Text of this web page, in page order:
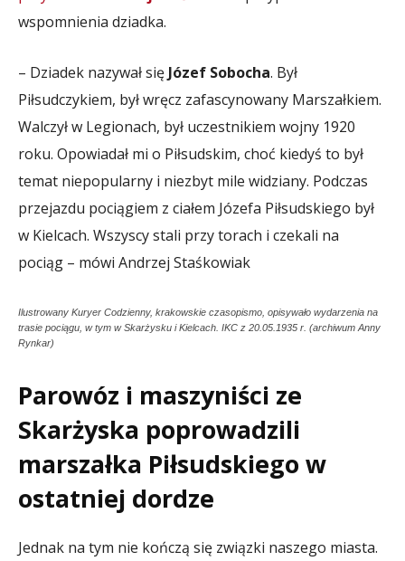
wspomnienia dziadka.
– Dziadek nazywał się Józef Sobocha. Był
Piłsudczykiem, był wręcz zafascynowany Marszałkiem.
Walczył w Legionach, był uczestnikiem wojny 1920
roku. Opowiadał mi o Piłsudskim, choć kiedyś to był
temat niepopularny i niezbyt mile widziany. Podczas
przejazdu pociągiem z ciałem Józefa Piłsudskiego był
w Kielcach. Wszyscy stali przy torach i czekali na
pociąg – mówi Andrzej Staśkowiak
Ilustrowany Kuryer Codzienny, krakowskie czasopismo, opisywało wydarzenia na
trasie pociągu, w tym w Skarżysku i Kielcach. IKC z 20.05.1935 r. (archiwum Anny
Rynkar)
Parowóz i maszyniści ze
Skarżyska poprowadzili
marszałka Piłsudskiego w
ostatniej dordze
Jednak na tym nie kończą się związki naszego miasta.